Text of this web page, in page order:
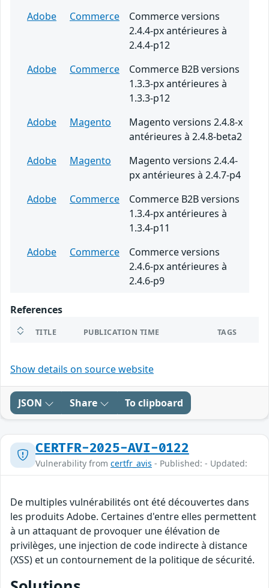
Adobe
Commerce
Commerce versions
2.4.4-px antérieures à
2.4.4-p12
Adobe
Commerce
Commerce B2B versions
1.3.3-px antérieures à
1.3.3-p12
Adobe
Magento
Magento versions 2.4.8-x
antérieures à 2.4.8-beta2
Adobe
Magento
Magento versions 2.4.4-
px antérieures à 2.4.7-p4
Adobe
Commerce
Commerce B2B versions
1.3.4-px antérieures à
1.3.4-p11
Adobe
Commerce
Commerce versions
2.4.6-px antérieures à
2.4.6-p9
References
TITLE PUBLICATION TIME TAGS
Show details on source website
JSON Share To clipboard
CERTFR-2025-AVI-0122
Vulnerability from certfr_avis - Published: - Updated:
De multiples vulnérabilités ont été découvertes dans
les produits Adobe. Certaines d'entre elles permettent
à un attaquant de provoquer une élévation de
privilèges, une injection de code indirecte à distance
(XSS) et un contournement de la politique de sécurité.